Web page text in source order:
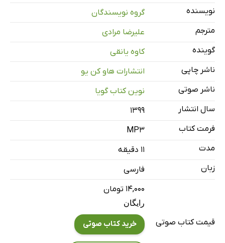
نویسنده
گروه نویسندگان
مترجم
علیرضا مرادی
گوینده
کاوه یانقی
ناشر چاپی
انتشارات هاو کن یو
ناشر صوتی
نوین کتاب گویا
سال انتشار
۱۳۹۹
فرمت کتاب
MP3
مدت
۱۱ دقیقه
زبان
فارسی
قیمت کتاب صوتی
۱۴,۰۰۰ تومان
رایگان
خرید کتاب صوتی